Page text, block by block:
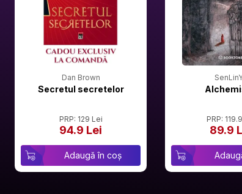
Dan Brown
Secretul secretelor
PRP: 129 Lei
94.9 Lei
Adaugă în coș
PRP:
89.9